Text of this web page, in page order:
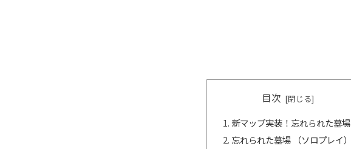
目次
新マップ実装！忘れられた墓場
忘れられた墓場 （ソロプレイ）